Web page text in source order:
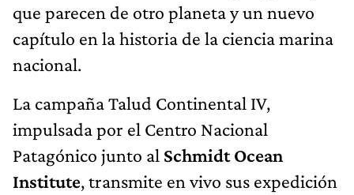
que parecen de otro planeta y un nuevo
capítulo en la historia de la ciencia marina
nacional.
La campaña Talud Continental IV,
impulsada por el Centro Nacional
Patagónico junto al Schmidt Ocean
Institute, transmite en vivo sus expedición